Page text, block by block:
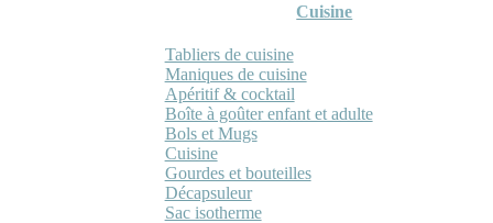
Cuisine
Tabliers de cuisine
Maniques de cuisine
Apéritif & cocktail
Boîte à goûter enfant et adulte
Bols et Mugs
Cuisine
Gourdes et bouteilles
Décapsuleur
Sac isotherme